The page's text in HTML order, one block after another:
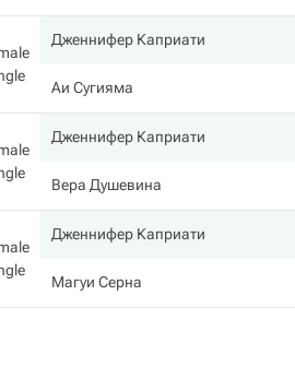
Дженнифер Каприати
Аи Сугияма
Дженнифер Каприати
Вера Душевина
Дженнифер Каприати
Магуи Серна